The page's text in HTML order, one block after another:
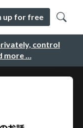
control
more …
up for free